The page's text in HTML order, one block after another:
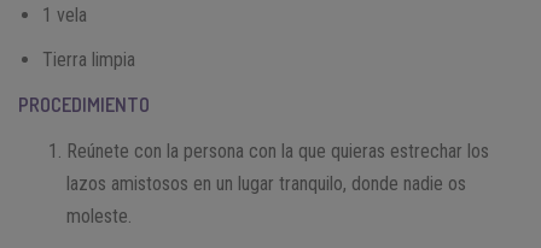
1 vela
Tierra limpia
PROCEDIMIENTO
Reúnete con la persona con la que quieras estrechar los
lazos amistosos en un lugar tranquilo, donde nadie os
moleste.